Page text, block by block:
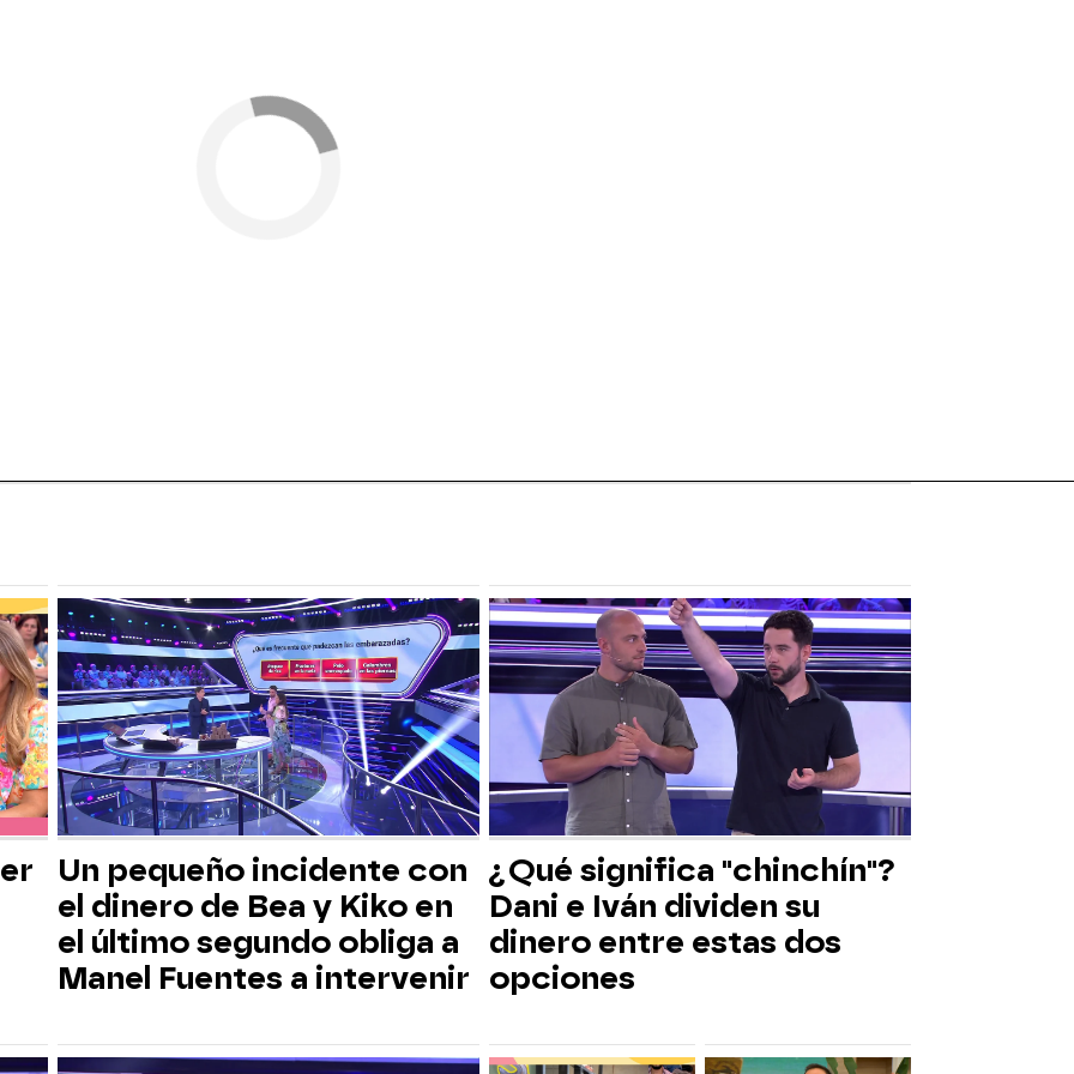
Un pequeño incidente con
el dinero de Bea y Kiko en
el último segundo obliga a
Manel Fuentes a intervenir
¿Qué significa "chinchín"?
Dani e Iván dividen su
dinero entre estas dos
opciones